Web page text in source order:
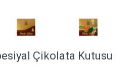
Çikolata Kutusu